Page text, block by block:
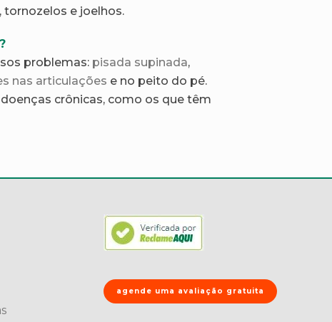
tornozelos e joelhos.
problemas: pisada supinada,
nas articulações e no peito do pé.
crônicas, como os que têm
agende uma avaliação gratuita